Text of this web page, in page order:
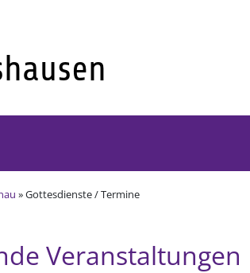
» Gottesdienste / Termine
Veranstaltungen